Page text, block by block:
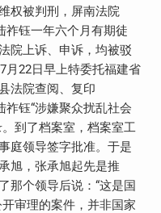
权被判刑，屏南法院
祚钰一年六个月有期徒
院上诉、申诉，均被驳
7月22日早上特委托福建省
法院查阅、复印
祚钰“涉嫌聚众扰乱社会
到了档案室，档案室工
庭领导签字批准。于是
旭，张承旭起先是推
那个领导后说：“这是国
审理的案件，并非国家